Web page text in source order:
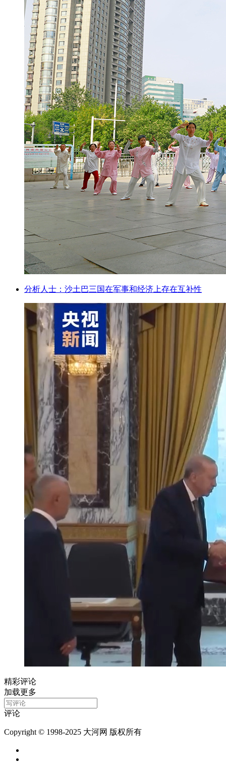
分析人士：沙土巴三国在军事和经济上存在互补性
精彩评论
加载更多
评论
Copyright © 1998-2025 大河网 版权所有